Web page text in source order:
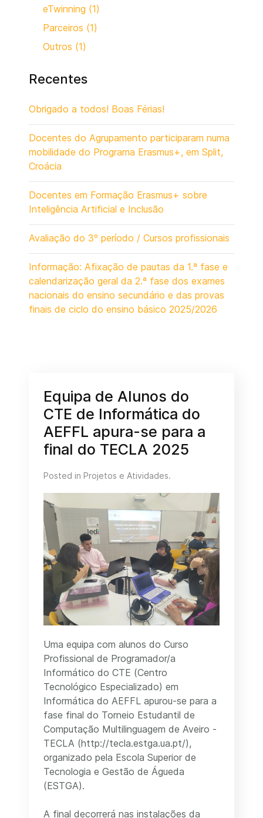
eTwinning (1)
Parceiros (1)
Outros (1)
Recentes
Obrigado a todos! Boas Férias!
Docentes do Agrupamento participaram numa
mobilidade do Programa Erasmus+, em Split,
Croácia
Docentes em Formação Erasmus+ sobre
Inteligência Artificial e Inclusão
Avaliação do 3º período / Cursos profissionais
Informação: Afixação de pautas da 1.ª fase e
calendarização geral da 2.ª fase dos exames
nacionais do ensino secundário e das provas
finais de ciclo do ensino básico 2025/2026
Equipa de Alunos do
CTE de Informática do
AEFFL apura-se para a
final do TECLA 2025
Posted in Projetos e Atividades.
Uma equipa com alunos do Curso
Profissional de Programador/a
Informático do CTE (Centro
Tecnológico Especializado) em
Informática do AEFFL apurou-se para a
fase final do Torneio Estudantil de
Computação Multilinguagem de Aveiro -
TECLA (http://tecla.estga.ua.pt/),
organizado pela Escola Superior de
Tecnologia e Gestão de Águeda
(ESTGA).
A final decorrerá nas instalações da